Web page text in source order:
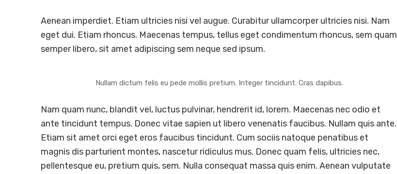
Aenean imperdiet. Etiam ultricies nisi vel augue. Curabitur ullamcorper ultricies nisi. Nam
eget dui. Etiam rhoncus. Maecenas tempus, tellus eget condimentum rhoncus, sem quam
semper libero, sit amet adipiscing sem neque sed ipsum.
Nullam dictum felis eu pede mollis pretium. Integer tincidunt. Cras dapibus.
Nam quam nunc, blandit vel, luctus pulvinar, hendrerit id, lorem. Maecenas nec odio et
ante tincidunt tempus. Donec vitae sapien ut libero venenatis faucibus. Nullam quis ante.
Etiam sit amet orci eget eros faucibus tincidunt. Cum sociis natoque penatibus et
magnis dis parturient montes, nascetur ridiculus mus. Donec quam felis, ultricies nec,
pellentesque eu, pretium quis, sem. Nulla consequat massa quis enim. Aenean vulputate